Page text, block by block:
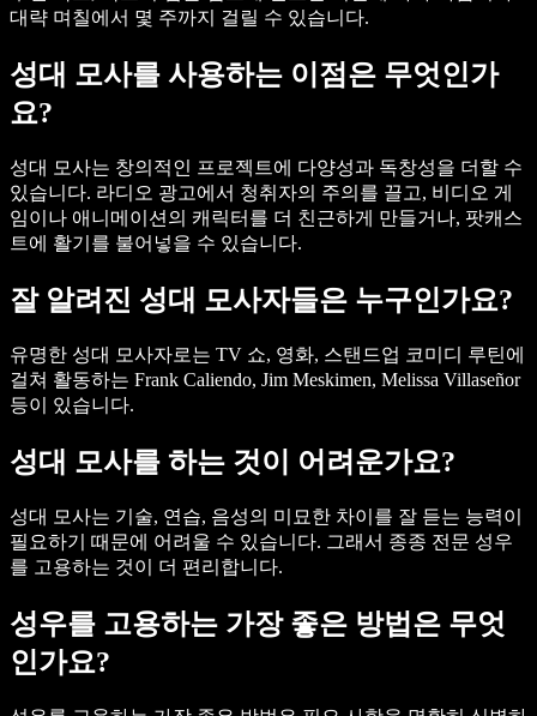
대략 며칠에서 몇 주까지 걸릴 수 있습니다.
성대 모사를 사용하는 이점은 무엇인가
요?
성대 모사는 창의적인 프로젝트에 다양성과 독창성을 더할 수
있습니다. 라디오 광고에서 청취자의 주의를 끌고, 비디오 게
임이나 애니메이션의 캐릭터를 더 친근하게 만들거나, 팟캐스
트에 활기를 불어넣을 수 있습니다.
잘 알려진 성대 모사자들은 누구인가요?
유명한 성대 모사자로는 TV 쇼, 영화, 스탠드업 코미디 루틴에
걸쳐 활동하는 Frank Caliendo, Jim Meskimen, Melissa Villaseñor
등이 있습니다.
성대 모사를 하는 것이 어려운가요?
성대 모사는 기술, 연습, 음성의 미묘한 차이를 잘 듣는 능력이
필요하기 때문에 어려울 수 있습니다. 그래서 종종 전문 성우
를 고용하는 것이 더 편리합니다.
성우를 고용하는 가장 좋은 방법은 무엇
인가요?